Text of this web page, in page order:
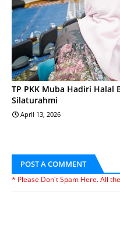
TP PKK Muba Hadiri Halal
Silaturahmi
April 13, 2026
POST A COMMENT
* Please Don't Spam Here. All